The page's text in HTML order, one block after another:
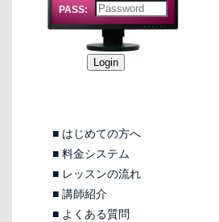
PASS:
■ はじめての方へ
■ 料金システム
■ レッスンの流れ
■ 講師紹介
■ よくある質問